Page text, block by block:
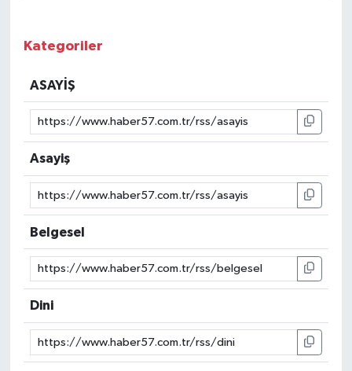
Kategoriler
ASAYİŞ
Asayiş
Belgesel
Dini